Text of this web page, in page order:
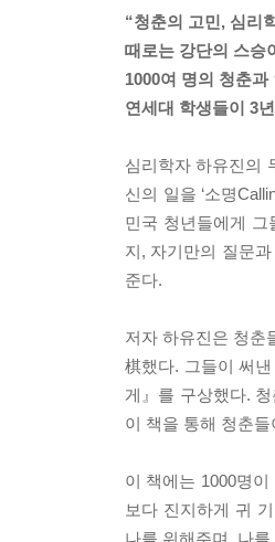
“청춘의 고민, 심리
때로는 강단의 스승
1000여 명의 청춘
연세대 학생들이 3
심리학자 하유진의
신의 일을 ‘소명
민국 청년들에게
지, 자기만의 질문
준다.
저자 하유진은 청춘
棋했다. 그들이 써
게』를 구상했다.
이 책을 통해 청춘
이 책에는 1000명
보다 진지하게 귀
나를 위해주며, 나